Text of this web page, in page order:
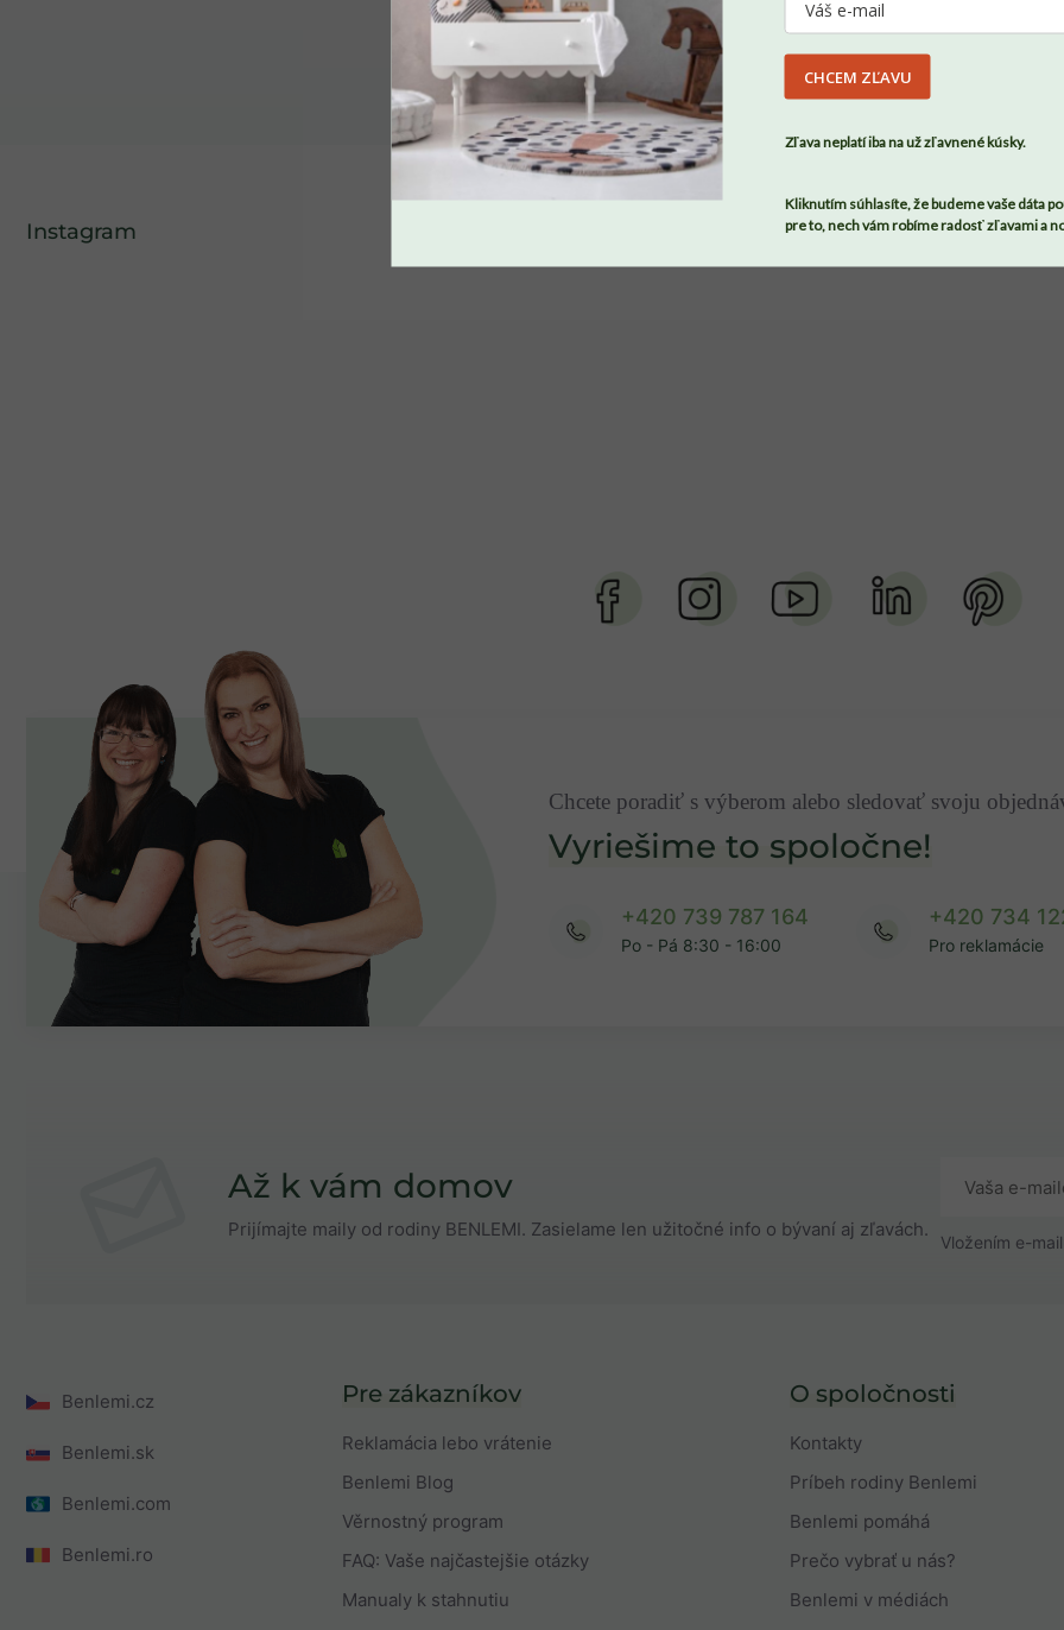
Instagram
Chcete poradiť s výberom alebo sledovať svoju
Vyriešime to spoločne!
+420 739 787 164
Po - Pá 8:30 - 16:00
+420 734
Pro reklamácie
Až k vám domov
Prijímajte maily od rodiny BENLEMI. Zasielame len užitočné info o bývaní aj zľavách.
Vložením e-
Benlemi.cz
Benlemi.sk
Benlemi.com
Benlemi.ro
Pre zákazníkov
Reklamácia lebo vrátenie
Benlemi Blog
Věrnostný program
FAQ: Vaše najčastejšie otázky
Manualy k stahnutiu
O spoločnosti
Kontakty
Príbeh rodiny Benlemi
Benlemi pomáhá
Prečo vybrať u nás?
Benlemi v médiách
SPÄŤ DO OBCHODU CHCEM ZĽAVU
Zľava neplatí iba na už zľavnené kúsky.
Kliknutím súhlasíte, že budeme vaše dáta
pre to, nech vám robíme radosť zľavami a